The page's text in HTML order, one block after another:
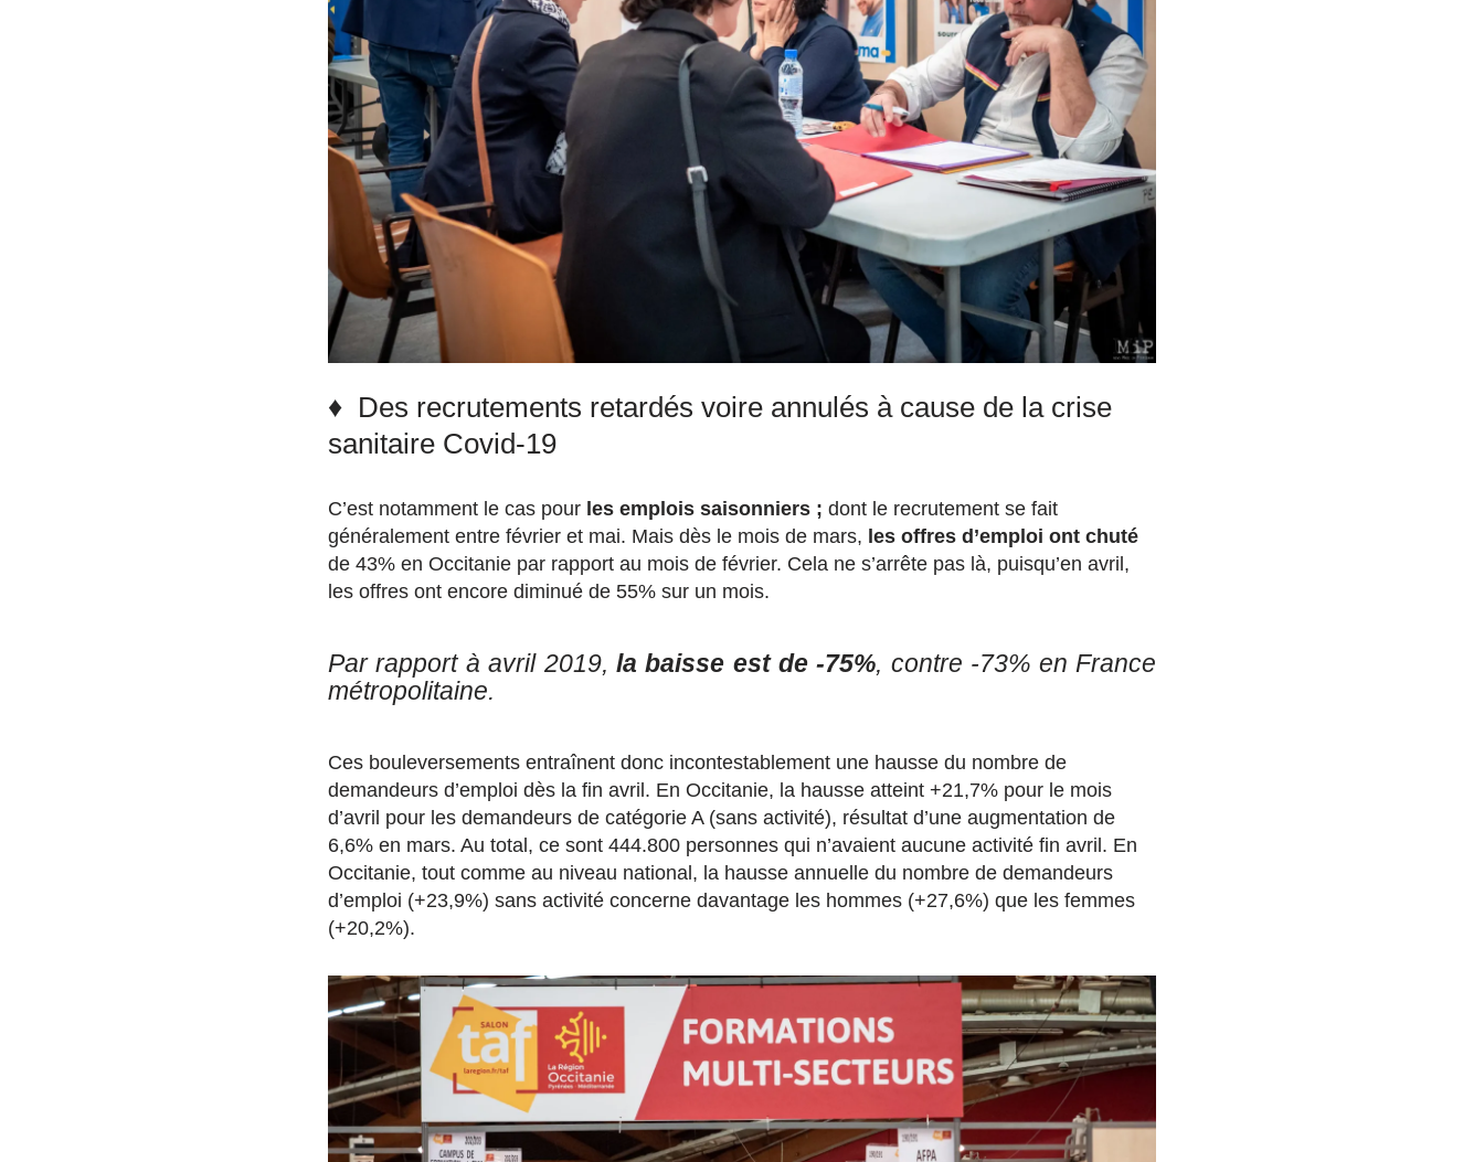
♦ Des recrutements retardés voire annulés à cause de la crise
sanitaire Covid-19
C’est notamment le cas pour les emplois saisonniers ; dont le recrutement se fait
généralement entre février et mai. Mais dès le mois de mars, les offres d’emploi ont chuté
de 43% en Occitanie par rapport au mois de février. Cela ne s’arrête pas là, puisqu’en avril,
les offres ont encore diminué de 55% sur un mois.
Par rapport à avril 2019, la baisse est de -75%, contre -73% en France
métropolitaine.
Ces bouleversements entraînent donc incontestablement une hausse du nombre de
demandeurs d’emploi dès la fin avril. En Occitanie, la hausse atteint +21,7% pour le mois
d’avril pour les demandeurs de catégorie A (sans activité), résultat d’une augmentation de
6,6% en mars. Au total, ce sont 444.800 personnes qui n’avaient aucune activité fin avril. En
Occitanie, tout comme au niveau national, la hausse annuelle du nombre de demandeurs
d’emploi (+23,9%) sans activité concerne davantage les hommes (+27,6%) que les femmes
(+20,2%).